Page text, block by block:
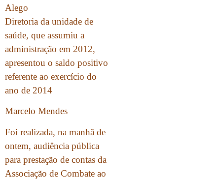
Alego
Diretoria da unidade de
saúde, que assumiu a
administração em 2012,
apresentou o saldo positivo
referente ao exercício do
ano de 2014
Marcelo Mendes
Foi realizada, na manhã de
ontem, audiência pública
para prestação de contas da
Associação de Combate ao